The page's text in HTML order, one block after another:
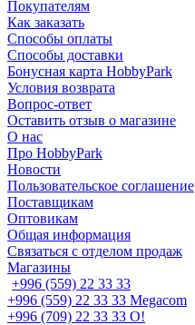
Покупателям
Как заказать
Способы оплаты
Способы доставки
Бонусная карта HobbyPark
Условия возврата
Вопрос-ответ
Оставить отзыв о магазине
О нас
Про HobbyPark
Новости
Пользовательское соглашение
Поставщикам
Оптовикам
Общая информация
Связаться с отделом продаж
Магазины
+996 (559) 22 33 33
+996 (559) 22 33 33 Megacom
+996 (709) 22 33 33 O!